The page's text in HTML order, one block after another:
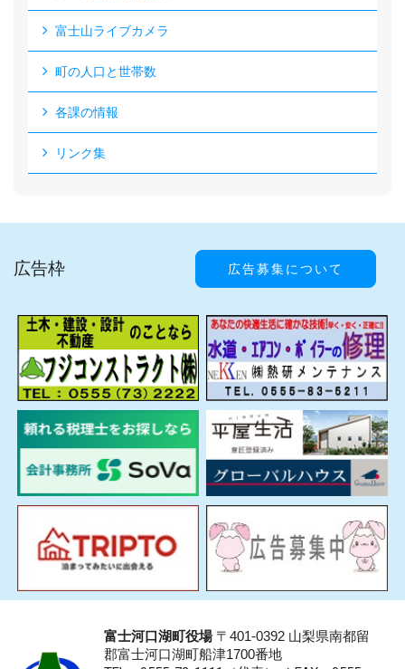
富士山ライブカメラ
町の人口と世帯数
各課の情報
リンク集
広告枠 広告募集について
富士河口湖町役場〒401-0392 山梨県南都留
郡富士河口湖町船津1700番地